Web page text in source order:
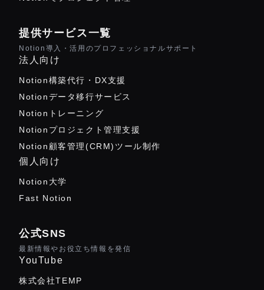
提供サービス一覧
Notion導入・活用のプロフェッショナルサポート
法人向け
Notion構築代行・DX支援
Notionデータ移行サービス
Notionトレーニング
Notionプロジェクト管理支援
Notion顧客管理(CRM)ツール制作
個人向け
Notion大学
Fast Notion
公式SNS
最新情報やお役立ち情報を発信
YouTube
株式会社TEMP